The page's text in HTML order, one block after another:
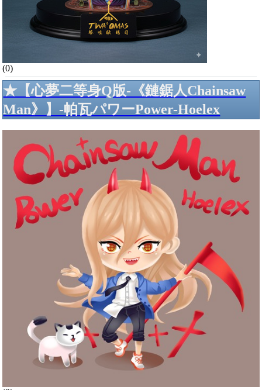
(0)
★【心夢二等身Q版-《鏈鋸人Chainsaw
Man》】-帕瓦パワーPower-Hoelex